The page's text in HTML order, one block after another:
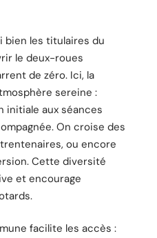
bien les titulaires du
le deux-roues
de zéro. Ici, la
sereine :
initiale aux séances
On croise des
ou encore
Cette diversité
et encourage
facilite les accès :